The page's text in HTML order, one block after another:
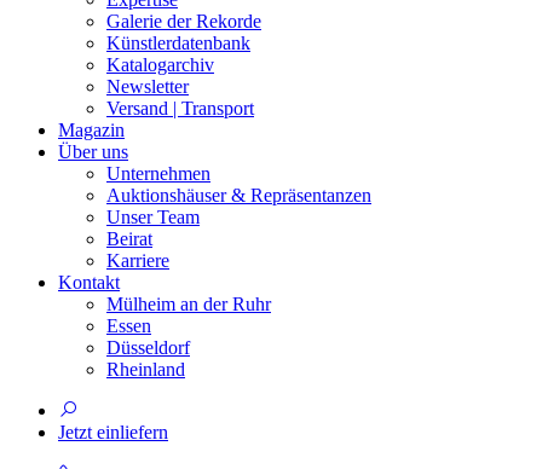
Galerie der Rekorde
Künstlerdatenbank
Katalogarchiv
Newsletter
Versand | Transport
Magazin
Über uns
Unternehmen
Auktionshäuser & Repräsentanzen
Unser Team
Beirat
Karriere
Kontakt
Mülheim an der Ruhr
Essen
Düsseldorf
Rheinland
Jetzt einliefern